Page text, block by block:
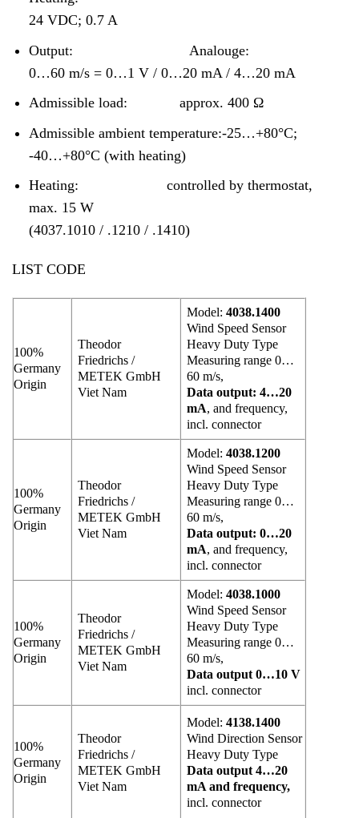
24 VDC; 0.7 A
Output: Analouge:
0…60 m/s = 0…1 V / 0…20 mA / 4…20 mA
Admissible load: approx. 400 Ω
Admissible ambient temperature:-25…+80°C;
-40…+80°C (with heating)
Heating: controlled by thermostat,
max. 15 W
(4037.1010 / .1210 / .1410)
LIST CODE
100%
Germany
Origin
Theodor
Friedrichs /
METEK GmbH
Viet Nam
Model:4038.1400
Wind Speed Sensor
Heavy Duty Type
Measuring range 0…
60 m/s,
Data output: 4…20
mA, and frequency,
incl. connector
100%
Germany
Origin
Theodor
Friedrichs /
METEK GmbH
Viet Nam
Model:4038.1200
Wind Speed Sensor
Heavy Duty Type
Measuring range 0…
60 m/s,
Data output: 0…20
mA, and frequency,
incl. connector
100%
Germany
Origin
Theodor
Friedrichs /
METEK GmbH
Viet Nam
Model:4038.1000
Wind Speed Sensor
Heavy Duty Type
Measuring range 0…
60 m/s,
Data output 0…10 V
incl. connector
100%
Germany
Origin
Theodor
Friedrichs /
METEK GmbH
Viet Nam
Model:4138.1400
Wind Direction Sensor
Heavy Duty Type
Data output 4…20
mA and frequency,
incl. connector